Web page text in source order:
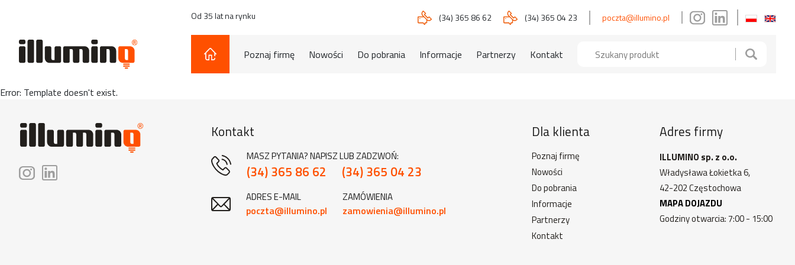
Od 35 lat na rynku (34) 365 86 62 (34) 365 04 23 poczta@illumino.pl
Poznaj firmę Nowości Do pobrania Informacje Partnerzy Kontakt
Error: Template doesn't exist.
Kontakt
MASZ PYTANIA? NAPISZ LUB ZADZWOŃ:
(34) 365 86 62 (34) 365 04 23
ADRES E-MAIL
poczta@illumino.pl
ZAMÓWIENIA
zamowienia@illumino.pl
Dla klienta
Poznaj firmę
Nowości
Do pobrania
Informacje
Partnerzy
Kontakt
Adres firmy
ILLUMINO sp. z o.o.
Władysława Łokietka 6,
42-202 Częstochowa
MAPA DOJAZDU
Godziny otwarcia: 7:00 - 15:00